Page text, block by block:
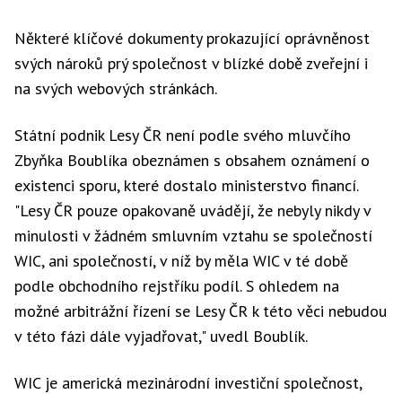
Některé klíčové dokumenty prokazující oprávněnost
svých nároků prý společnost v blízké době zveřejní i
na svých webových stránkách.
Státní podnik Lesy ČR není podle svého mluvčího
Zbyňka Boublíka obeznámen s obsahem oznámení o
existenci sporu, které dostalo ministerstvo financí.
"Lesy ČR pouze opakovaně uvádějí, že nebyly nikdy v
minulosti v žádném smluvním vztahu se společností
WIC, ani společností, v níž by měla WIC v té době
podle obchodního rejstříku podíl. S ohledem na
možné arbitrážní řízení se Lesy ČR k této věci nebudou
v této fázi dále vyjadřovat," uvedl Boublík.
WIC je americká mezinárodní investiční společnost,